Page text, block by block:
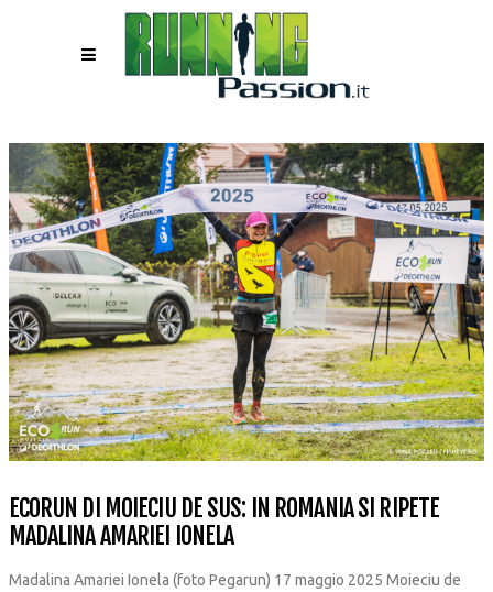
ECORUN DI MOIECIU DE SUS: IN ROMANIA SI RIPETE
MADALINA AMARIEI IONELA
Madalina Amariei Ionela (foto Pegarun) 17 maggio 2025 Moieciu de